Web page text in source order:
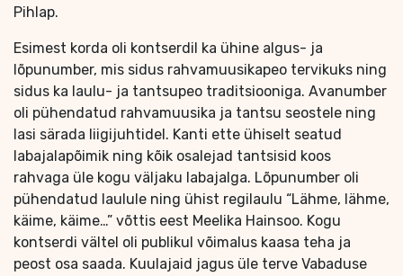
Pihlap.
Esimest korda oli kontserdil ka ühine algus- ja
lõpunumber, mis sidus rahvamuusikapeo tervikuks ning
sidus ka laulu- ja tantsupeo traditsiooniga. Avanumber
oli pühendatud rahvamuusika ja tantsu seostele ning
lasi särada liigijuhtidel. Kanti ette ühiselt seatud
labajalapõimik ning kõik osalejad tantsisid koos
rahvaga üle kogu väljaku labajalga. Lõpunumber oli
pühendatud laulule ning ühist regilaulu “Lähme, lähme,
käime, käime…” võttis eest Meelika Hainsoo. Kogu
kontserdi vältel oli publikul võimalus kaasa teha ja
peost osa saada. Kuulajaid jagus üle terve Vabaduse